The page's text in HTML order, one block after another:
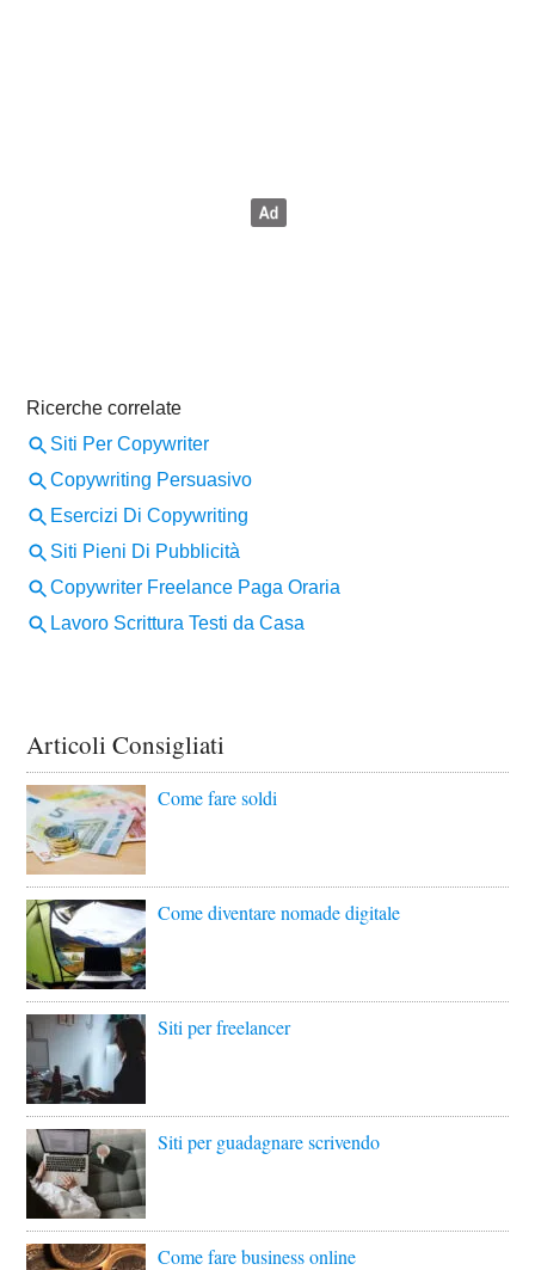
Articoli Consigliati
Come fare soldi
Come diventare nomade digitale
Siti per freelancer
Siti per guadagnare scrivendo
Come fare business online